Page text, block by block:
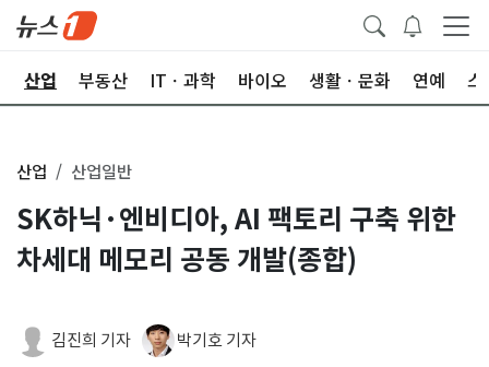
산업 부동산 ITㆍ과학 바이오 생활ㆍ문화 연예 스
산업 산업일반
SK하닉·엔비디아, AI 팩토리 구축 위한
차세대 메모리 공동 개발(종합)
김진희 기자 박기호 기자